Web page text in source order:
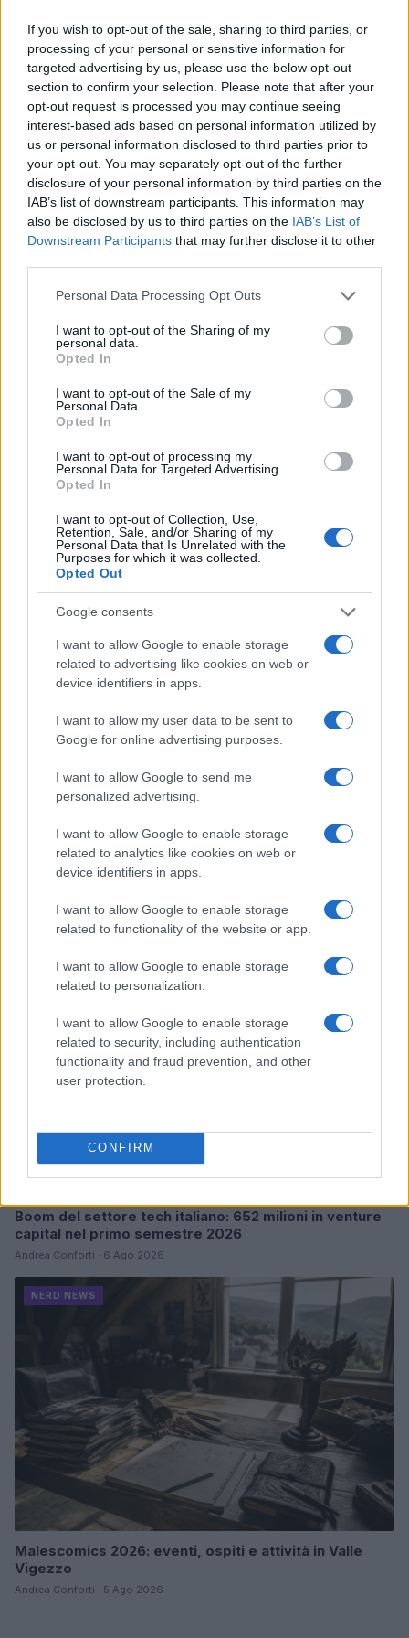
If you wish to opt-out of the sale, sharing to third parties, or
processing of your personal or sensitive information for
targeted advertising by us, please use the below opt-out
section to confirm your selection. Please note that after your
opt-out request is processed you may continue seeing
interest-based ads based on personal information utilized by
us or personal information disclosed to third parties prior to
your opt-out. You may separately opt-out of the further
disclosure of your personal information by third parties on the
IAB’s list of downstream participants. This information may
also be disclosed by us to third parties on the IAB’s List of
Downstream Participants that may further disclose it to other
Please note that this website/app uses one or more Google
not limited to your visit or usage behaviour. You may click to
grant or deny consent to Google and its third-party tags to
use your data for below specified purposes in below Google
consent section.
Personal Data Processing Opt Outs
I want to opt-out of the Sharing of my
personal data.
Opted In
I want to opt-out of the Sale of my
Personal Data.
Opted In
I want to opt-out of processing my
Personal Data for Targeted Advertising.
Opted In
I want to opt-out of Collection, Use,
Retention, Sale, and/or Sharing of my
Personal Data that Is Unrelated with the
Purposes for which it was collected.
Opted Out
Google consents
I want to allow Google to enable storage
related to advertising like cookies on web or
device identifiers in apps.
I want to allow my user data to be sent to
Google for online advertising purposes.
I want to allow Google to send me
personalized advertising.
I want to allow Google to enable storage
related to analytics like cookies on web or
device identifiers in apps.
I want to allow Google to enable storage
related to functionality of the website or app.
I want to allow Google to enable storage
related to personalization.
I want to allow Google to enable storage
related to security, including authentication
functionality and fraud prevention, and other
user protection.
CONFIRM
AUTORE
Staff
Continua a leggere
Pieve Comics 2026: tutto ciò che devi sapere
Andrea Conforti · 6 Ago 2026
NERD NEWS
Boom del settore tech italiano: 652 milioni in venture
capital nel primo semestre 2026
Andrea Conforti · 6 Ago 2026
NERD NEWS
Malescomics 2026: eventi, ospiti e attività in Valle
Vigezzo
Andrea Conforti · 5 Ago 2026